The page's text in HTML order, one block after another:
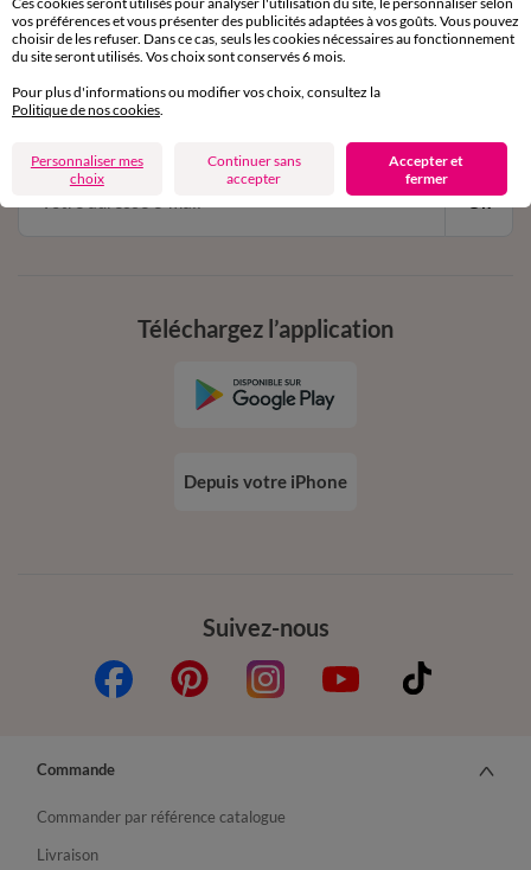
11€ Offerts
en vous inscrivant à la newsletter
Ok
Suivez-nous
Téléchargez l’application
Depuis votre iPhone
Commande
Commander par référence catalogue
Livraison
vos préférences et vous présenter des publicités adaptées à vos goûts. Vous pouvez
choisir de les refuser. Dans ce cas, seuls les cookies nécessaires au fonctionnement
du site seront utilisés. Vos choix sont conservés 6 mois.
Pour plus d'informations ou modifier vos choix, consultez la
Politique de nos cookies.
Personnaliser mes
choix
Continuer sans
accepter
Accepter et
fermer